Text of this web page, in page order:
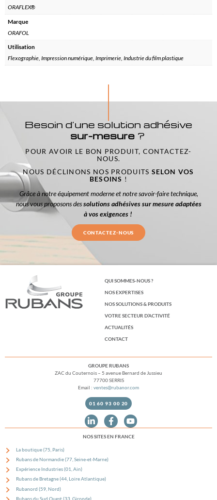
ORAFLEX®
Marque
ORAFOL
Utilisation
Flexographie, Impression numérique, Imprimerie, Industrie du film plastique
Besoin d’une solution adhésive
sur-mesure?
POUR AVOIR LE BON PRODUIT, CONTACTEZ-
NOUS.
NOUS DÉCLINONS NOS PRODUITS SELON VOS
BESOINS !
Grâce à notre équipement moderne et notre savoir-faire technique,
nous vous proposons dessolutions adhésives sur mesure adaptées
à vos exigences !
CONTACTEZ-NOUS
QUI SOMMES-NOUS ?
NOS EXPERTISES
NOS SOLUTIONS & PRODUITS
VOTRE SECTEUR D’ACTIVITÉ
ACTUALITÉS
CONTACT
GROUPE RUBANS
ZAC du Couternois – 5 avenue Bernard de Jussieu
77700 SERRIS
Email : ventes@rubanor.com
01 60 93 00 20
NOS SITES EN FRANCE
La boutique (75, Paris)
Rubans de Normandie (77, Seine-et-Marne)
Expérience Industries (01, Ain)
Rubans de Bretagne (44, Loire Atlantique)
Rubanord (59, Nord)
Rubans du Sud Ouest (33, Gironde)